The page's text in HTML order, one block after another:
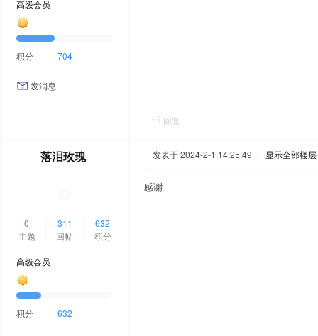
高级会员
积分 704
发消息
回复
落泪玫瑰
0
主题
311
回帖
632
积分
高级会员
积分 632
发表于 2024-2-1 14:25:49 显示全部楼层
感谢